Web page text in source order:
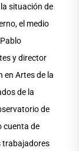
situación de
el medio
y director
Artes de la
de la
de
cuenta de
trabajadores